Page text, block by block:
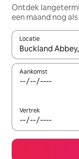
Ontdek
een maand nog
Locatie
Wanneer er
Aankomst
Vertrek